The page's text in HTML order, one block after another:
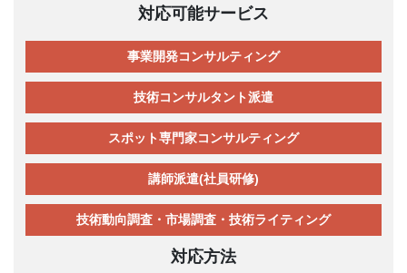
対応可能サービス
事業開発コンサルティング
技術コンサルタント派遣
スポット専門家コンサルティング
講師派遣(社員研修)
技術動向調査・市場調査・技術ライティング
対応方法